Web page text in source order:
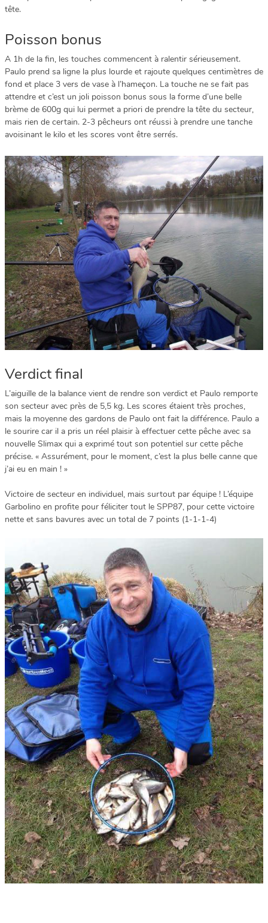
tête.
Poisson bonus
A 1h de la fin, les touches commencent à ralentir sérieusement.
Paulo prend sa ligne la plus lourde et rajoute quelques centimètres de
fond et place 3 vers de vase à l’hameçon. La touche ne se fait pas
attendre et c’est un joli poisson bonus sous la forme d’une belle
brème de 600g qui lui permet a priori de prendre la tête du secteur,
mais rien de certain. 2-3 pêcheurs ont réussi à prendre une tanche
avoisinant le kilo et les scores vont être serrés.
Verdict final
L’aiguille de la balance vient de rendre son verdict et Paulo remporte
son secteur avec près de 5,5 kg. Les scores étaient très proches,
mais la moyenne des gardons de Paulo ont fait la différence. Paulo a
le sourire car il a pris un réel plaisir à effectuer cette pêche avec sa
nouvelle Slimax qui a exprimé tout son potentiel sur cette pêche
précise. « Assurément, pour le moment, c’est la plus belle canne que
j’ai eu en main ! »
Victoire de secteur en individuel, mais surtout par équipe ! L’équipe
Garbolino en profite pour féliciter tout le SPP87, pour cette victoire
nette et sans bavures avec un total de 7 points (1-1-1-4)